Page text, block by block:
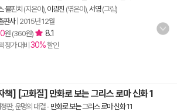
불핀치 (지은이), 이광진 (엮은이), 서영(그림)
판사| 2015년 12월
원 (360원) 8.1
정가 대비 30%할인
책] [고화질] 만화로 보는 그리스 로마 신화 1
판, 운명의 대결- 만화로 보는 그리스 로마 신화 11